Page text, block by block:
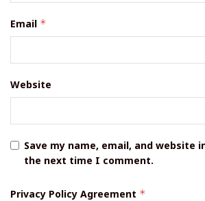
Email *
Website
Save my name, email, and website
the next time I comment.
Privacy Policy Agreement *